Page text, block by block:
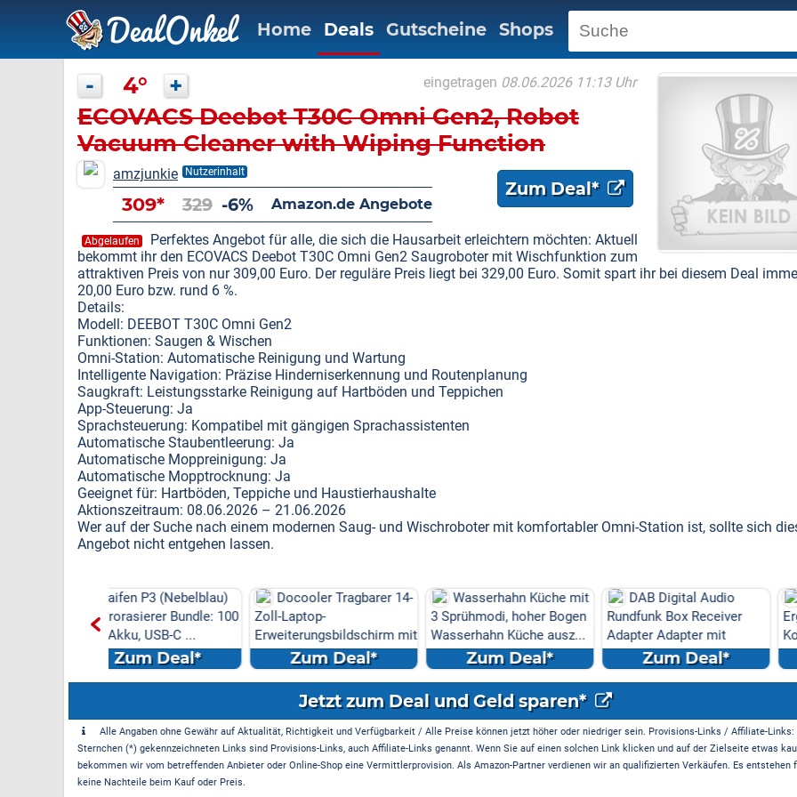
Home Deals Gutscheine Shops
- 4° + eingetragen 08.06.2026 11:13 Uhr
ECOVACS Deebot T30C Omni Gen2, Robot
Vacuum Cleaner with Wiping Function
amzjunkie Nutzerinhalt
Zum Deal*
309* 329 -6% Amazon.de Angebote
Abgelaufen
Perfektes Angebot für alle, die sich die Hausarbeit erleichtern möchten: Aktuell
bekommt ihr den ECOVACS Deebot T30C Omni Gen2 Saugroboter mit Wischfunktion zum
attraktiven Preis von nur 309,00 Euro. Der reguläre Preis liegt bei 329,00 Euro. Somit spart ihr bei diesem Deal
20,00 Euro bzw. rund 6 %.
Details:
Modell: DEEBOT T30C Omni Gen2
Funktionen: Saugen & Wischen
Omni-Station: Automatische Reinigung und Wartung
Intelligente Navigation: Präzise Hinderniserkennung und Routenplanung
Saugkraft: Leistungsstarke Reinigung auf Hartböden und Teppichen
App-Steuerung: Ja
Sprachsteuerung: Kompatibel mit gängigen Sprachassistenten
Automatische Staubentleerung: Ja
Automatische Moppreinigung: Ja
Automatische Mopptrocknung: Ja
Geeignet für: Hartböden, Teppiche und Haustierhaushalte
Aktionszeitraum: 08.06.2026 – 21.06.2026
Wer auf der Suche nach einem modernen Saug- und Wischroboter mit komfortabler Omni-Station ist, sollte sich
Angebot nicht entgehen lassen.
Bundle: 100
Docooler Tragbarer 14-
Zoll-Laptop-
Erweiterungsbildschirm mit
DREI B...Zum Deal*
Wasserhahn Küche mit
3 Sprühmodi, hoher Bogen
Wasserhahn Küche ausz...
Zum Deal*
DAB Digital Audio
Rundfunk Box Receiver
Adapter Adapter mit
Antenn...Zum Deal*
50% off
Ergonomisches
Kopfkissen - Kissen für
SeitenZum Deal*
Jetzt zum Deal und Geld sparen*
Alle Angaben ohne Gewähr auf Aktualität, Richtigkeit und Verfügbarkeit / Alle Preise können jetzt höher oder niedriger sein. Provisions-Links / Affiliate-
Sternchen (*) gekennzeichneten Links sind Provisions-Links, auch Affiliate-Links genannt. Wenn Sie auf einen solchen Link klicken und auf der Zielseite etwas
bekommen wir vom betreffenden Anbieter oder Online-Shop eine Vermittlerprovision. Als Amazon-Partner verdienen wir an qualifizierten Verkäufen. Es entstehen
keine Nachteile beim Kauf oder Preis.